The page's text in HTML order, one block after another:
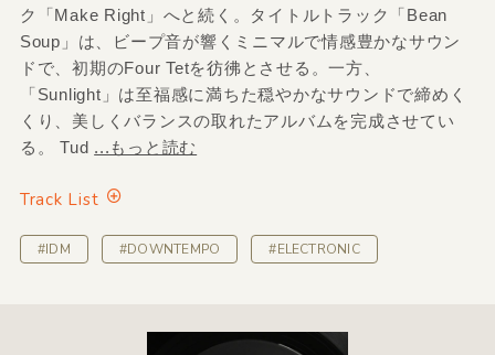
ク「Make Right」へと続く。タイトルトラック「Bean
Soup」は、ビープ音が響くミニマルで情感豊かなサウン
ドで、初期のFour Tetを彷彿とさせる。一方、
「Sunlight」は至福感に満ちた穏やかなサウンドで締めく
くり、美しくバランスの取れたアルバムを完成させてい
る。 Tud ...もっと読む
Track List
#IDM #DOWNTEMPO #ELECTRONIC